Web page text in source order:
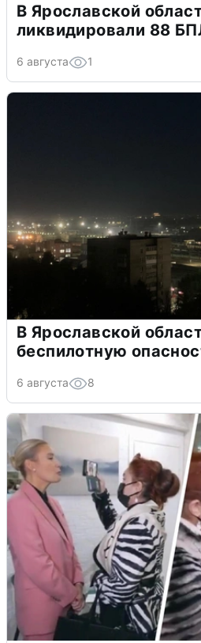
В Ярославской
ликвидировали 88
6 августа 1
В Ярославской
беспилотную
6 августа 8